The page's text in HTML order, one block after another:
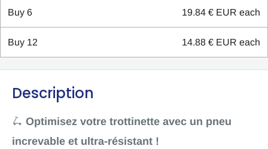
Buy 6 19.84 € EUR each
Buy 12 14.88 € EUR each
Description
🛴 Optimisez votre trottinette avec un pneu
increvable et ultra-résistant !